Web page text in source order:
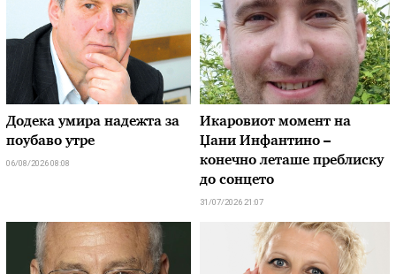
Додека умира надежта за
поубаво утре
06/08/2026 08:08
Икаровиот момент на
Џани Инфантино –
конечно леташе преблиску
до сонцето
31/07/2026 21:07